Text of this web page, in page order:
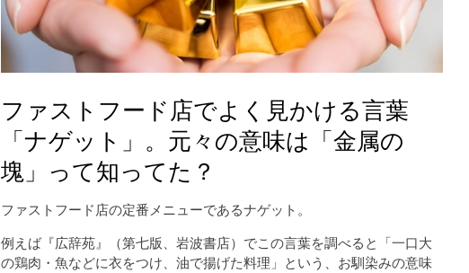
ファストフード店でよく見かける言葉
「ナゲット」。元々の意味は「金属の
塊」って知ってた？
ファストフード店の定番メニューであるナゲット。
例えば『広辞苑』（第七版、岩波書店）でこの言葉を調べると「一口大
の鶏肉・魚などに衣をつけ、油で揚げた料理」という、お馴染みの意味